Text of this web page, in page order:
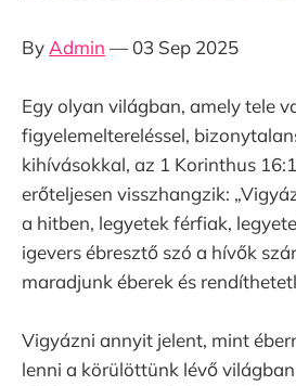
By Admin — 03 Sep 2025
Egy olyan világban, amely tele
figyelemeltereléssel,
kihívásokkal, az 1 Korinthus
erőteljesen visszhangzik:
a hitben, legyetek férfiak,
igevers ébresztő szó a hívők
maradjunk éberek és
Vigyázni annyit jelent, mint
lenni a körülöttünk lévő